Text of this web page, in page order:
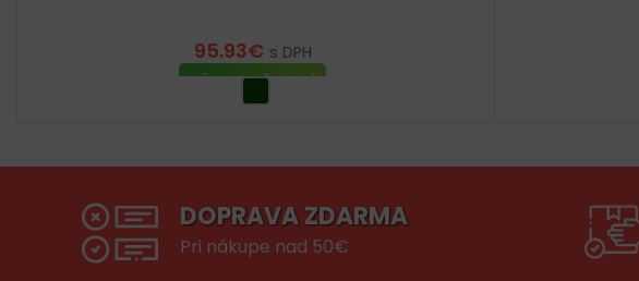
95.93€ s DPH
VÝBER MOŽNOSTÍ
DOPRAVA ZDARMA
Pri nákupe nad 50€